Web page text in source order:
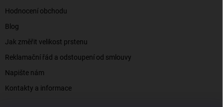
Hodnocení obchodu
Blog
Jak změřit velikost prstenu
Reklamační řád a odstoupení od smlouvy
Napište nám
Kontakty a informace